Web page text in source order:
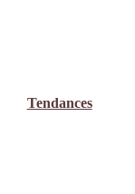
Tendances